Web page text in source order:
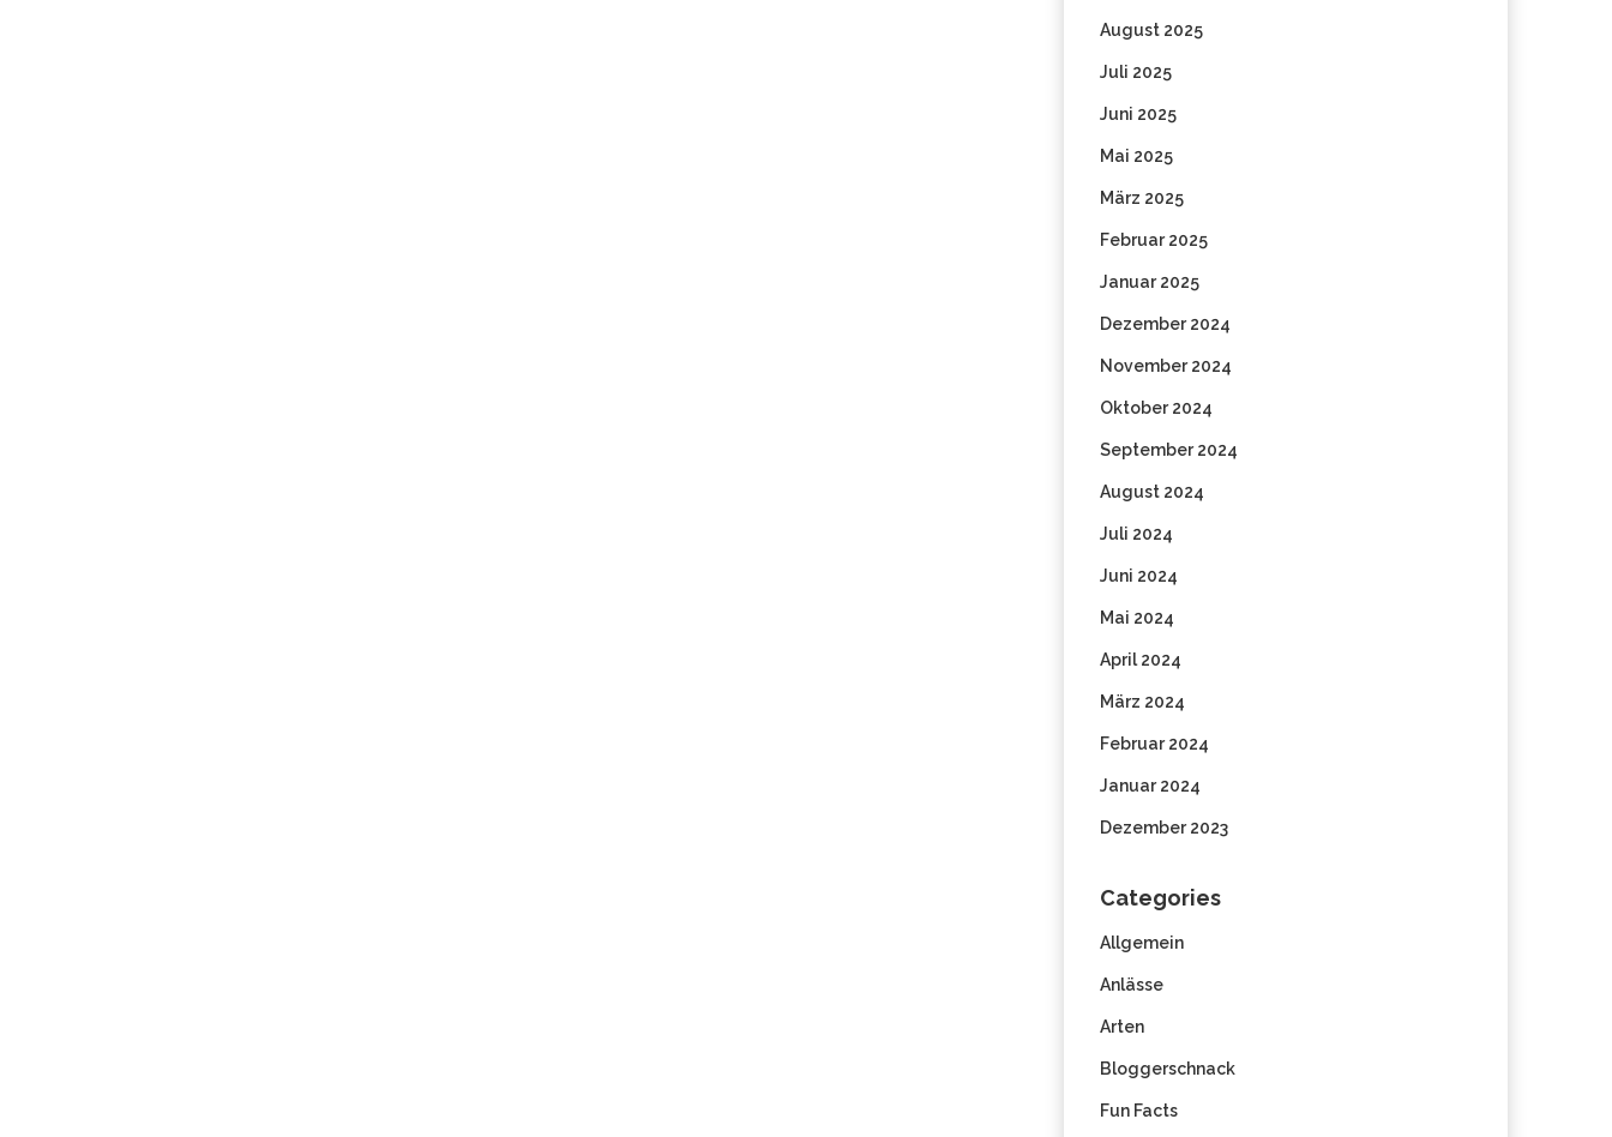
August 2025
Juli 2025
Juni 2025
Mai 2025
März 2025
Februar 2025
Januar 2025
Dezember 2024
November 2024
Oktober 2024
September 2024
August 2024
Juli 2024
Juni 2024
Mai 2024
April 2024
März 2024
Februar 2024
Januar 2024
Dezember 2023
Categories
Allgemein
Anlässe
Arten
Bloggerschnack
Fun Facts